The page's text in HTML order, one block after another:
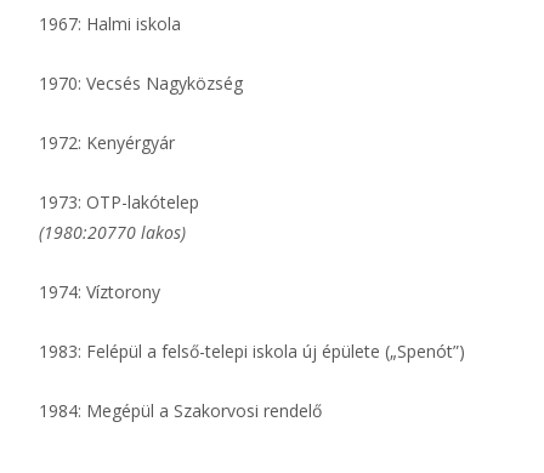
1967: Halmi iskola
1970: Vecsés Nagyközség
1972: Kenyérgyár
1973: OTP-lakótelep
(1980:20770 lakos)
1974: Víztorony
1983: Felépül a felső-telepi iskola új épülete („Spenót”)
1984: Megépül a Szakorvosi rendelő